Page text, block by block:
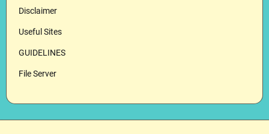
Disclaimer
Useful Sites
GUIDELINES
File Server